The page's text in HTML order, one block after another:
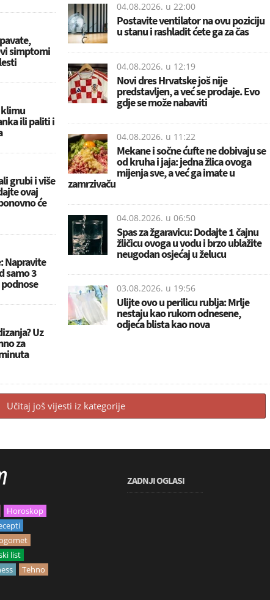
simptomi
ili paliti i
grubi i više
ovaj
će
Napravite
samo 3
Uz
za
04.08.2026. u 22:00
Postavite ventilator na ovu poziciju
u stanu i rashladit ćete ga za čas
04.08.2026. u 12:19
Novi dres Hrvatske još nije
predstavljen, a već se prodaje. Evo
gdje se može nabaviti
04.08.2026. u 11:22
Mekane i sočne ćufte ne dobivaju se
od kruha i jaja: jedna žlica ovoga
mijenja sve, a već ga imate u
zamrzivaču
04.08.2026. u 06:50
Spas za žgaravicu: Dodajte 1 čajnu
žličicu ovoga u vodu i brzo ublažite
neugodan osjećaj u želucu
03.08.2026. u 19:56
Ulijte ovo u perilicu rublja: Mrlje
nestaju kao rukom odnesene,
odjeća blista kao nova
Učitaj još vijesti iz kategorije
Horoskop
list
Tehno
ZADNJI OGLASI